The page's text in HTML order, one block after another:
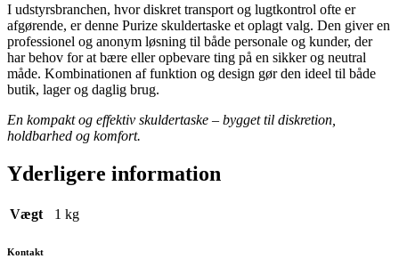
I udstyrsbranchen, hvor diskret transport og lugtkontrol ofte er
afgørende, er denne Purize skuldertaske et oplagt valg. Den giver en
professionel og anonym løsning til både personale og kunder, der
har behov for at bære eller opbevare ting på en sikker og neutral
måde. Kombinationen af funktion og design gør den ideel til både
butik, lager og daglig brug.
En kompakt og effektiv skuldertaske – bygget til diskretion,
holdbarhed og komfort.
Yderligere information
Vægt 1 kg
Kontakt